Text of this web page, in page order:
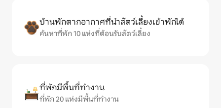
บ้านพักตากอากาศที่นำสัตว์เลี้ยงเข้าพักได้
ค้นหาที่พัก 10 แห่งที่ต้อนรับสัตว์เลี้ยง
ที่พักมีพื้นที่ทำงาน
ที่พัก 20 แห่งมีพื้นที่ทำงาน